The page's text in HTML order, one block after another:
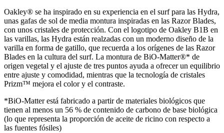
Oakley® se ha inspirado en su experiencia en el surf para las Hydra,
unas gafas de sol de media montura inspiradas en las Razor Blades,
con unos cristales de protección. Con el logotipo de Oakley B1B en
las varillas, las Hydra están realzadas con un moderno diseño de la
varilla en forma de gatillo, que recuerda a los orígenes de las Razor
Blades en la cultura del surf. La montura de BiO-Matter®* de
origen vegetal y el ajuste de tres puntos ayuda a ofrecer un equilibrio
entre ajuste y comodidad, mientras que la tecnología de cristales
Prizm™ mejora el color y el contraste.
*BiO-Matter está fabricado a partir de materiales biológicos que
tienen al menos un 56 % de contenido de carbono de base biológica
(lo que representa la proporción de aceite de ricino con respecto a
las fuentes fósiles)